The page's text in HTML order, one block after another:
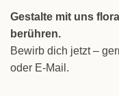
Gestalte mit uns
berühren.
Bewirb dich jetzt –
oder E-Mail.